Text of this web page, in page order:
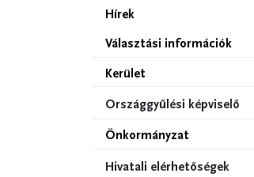
Hírek
Választási információk
Kerület
Országgyűlési képviselő
Önkormányzat
Hivatali elérhetőségek